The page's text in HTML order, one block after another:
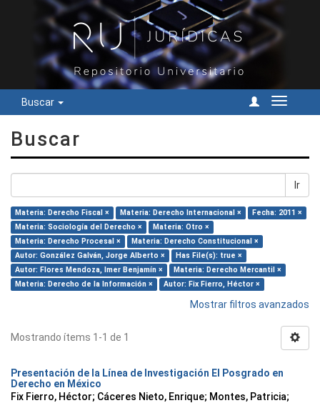
Buscar
Cambiar
Buscar
Ir
Materia: Derecho Fiscal × Materia: Derecho Internacional ×
Fecha: 2011 ×
Materia: Sociología del Derecho ×
Materia: Otro ×
Materia: Derecho Procesal ×
Materia: Derecho Constitucional ×
Autor: González Galván, Jorge Alberto ×
Has File(s): true ×
Autor: Flores Mendoza, Imer Benjamín ×
Materia: Derecho Mercantil ×
Materia: Derecho de la Información ×
Autor: Fix Fierro, Héctor ×
Mostrar filtros avanzados
Mostrando ítems 1-1 de 1
Presentación de la Línea de Investigación El Posgrado en
Derecho en México
Fix Fierro, Héctor; Cáceres Nieto, Enrique; Montes, Patricia;